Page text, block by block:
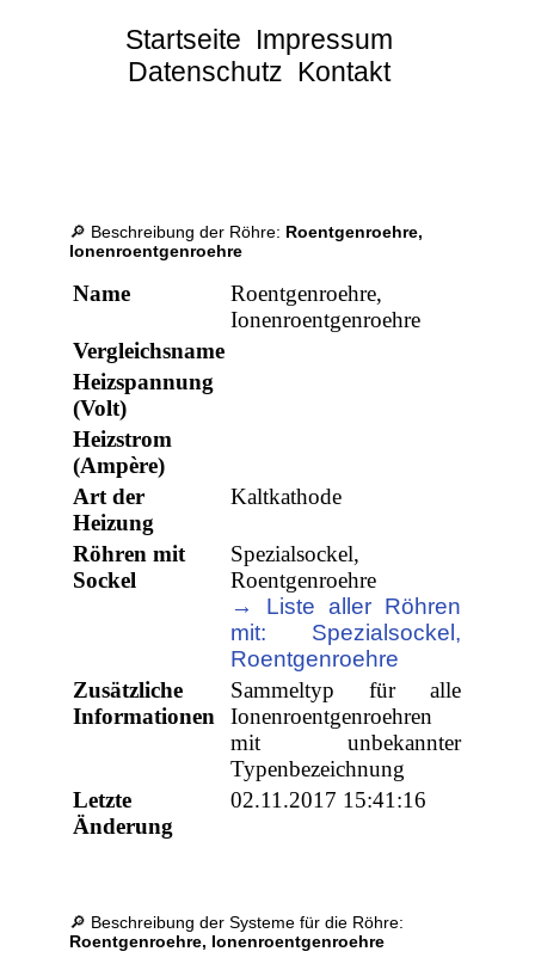
Startseite Impressum
Datenschutz Kontakt
🔎 Beschreibung der Röhre: Roentgenroehre,
Ionenroentgenroehre
Name
Roentgenroehre,
Ionenroentgenroehre
Vergleichsname
Heizspannung
(Volt)
Heizstrom
(Ampère)
Art der
Heizung
Kaltkathode
Röhren mit
Sockel
Spezialsockel,
Roentgenroehre
→ Liste aller Röhren
mit: Spezialsockel,
Roentgenroehre
Zusätzliche
Informationen
Sammeltyp für alle
Ionenroentgenroehren
mit unbekannter
Typenbezeichnung
Letzte
Änderung
02.11.2017 15:41:16
🔎 Beschreibung der Systeme für die Röhre:
Roentgenroehre, Ionenroentgenroehre